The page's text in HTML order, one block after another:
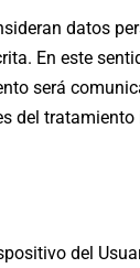
datos
En este
será
del
del